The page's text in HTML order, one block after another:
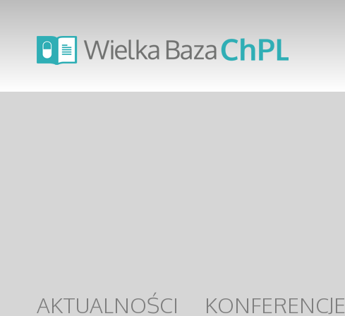
AKTUALNOŚCI KONFERENCJE